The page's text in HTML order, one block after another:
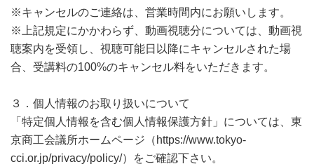
※キャンセルのご連絡は、営業時間内にお願いします。
※上記規定にかかわらず、動画視聴分については、動画視
聴案内を受領し、視聴可能日以降にキャンセルされた場
合、受講料の100%のキャンセル料をいただきます。
３．個人情報のお取り扱いについて
「特定個人情報を含む個人情報保護方針」については、東
京商工会議所ホームページ（https://www.tokyo-
cci.or.jp/privacy/policy/）をご確認下さい。